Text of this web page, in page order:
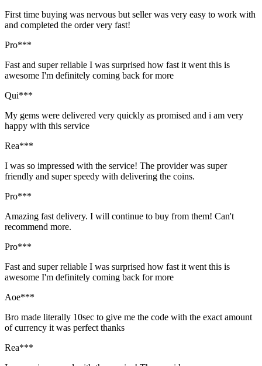
First time buying was nervous but seller was very easy to work with
and completed the order very fast!
Pro***
Fast and super reliable I was surprised how fast it went this is
awesome I'm definitely coming back for more
Qui***
My gems were delivered very quickly as promised and i am very
happy with this service
Rea***
I was so impressed with the service! The provider was super
friendly and super speedy with delivering the coins.
Pro***
Amazing fast delivery. I will continue to buy from them! Can't
recommend more.
Pro***
Fast and super reliable I was surprised how fast it went this is
awesome I'm definitely coming back for more
Aoe***
Bro made literally 10sec to give me the code with the exact amount
of currency it was perfect thanks
Rea***